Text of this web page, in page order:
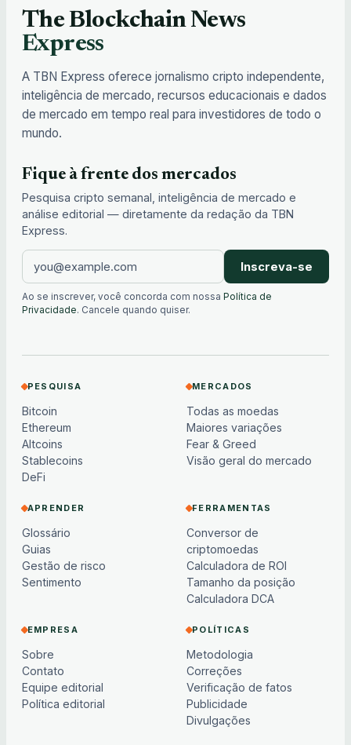
The Blockchain News
Express
A TBN Express oferece jornalismo cripto independente,
inteligência de mercado, recursos educacionais e dados
de mercado em tempo real para investidores de todo o
mundo.
Fique à frente dos mercados
Pesquisa cripto semanal, inteligência de mercado e
análise editorial — diretamente da redação da TBN
Express.
Inscreva-se
Ao se inscrever, você concorda com nossa Política de
Privacidade. Cancele quando quiser.
PESQUISA
Bitcoin
Ethereum
Altcoins
Stablecoins
DeFi
MERCADOS
Todas as moedas
Maiores variações
Fear & Greed
Visão geral do mercado
APRENDER
Glossário
Guias
Gestão de risco
Sentimento
FERRAMENTAS
Conversor de
criptomoedas
Calculadora de ROI
Tamanho da posição
Calculadora DCA
EMPRESA
Sobre
Contato
Equipe editorial
Política editorial
POLÍTICAS
Metodologia
Correções
Verificação de fatos
Publicidade
Divulgações